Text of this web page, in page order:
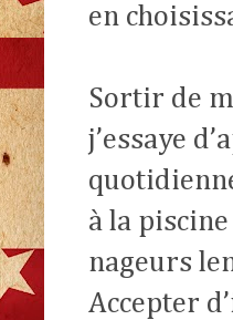
en
Sortir de
j’essaye
à la
nageurs
Accepter